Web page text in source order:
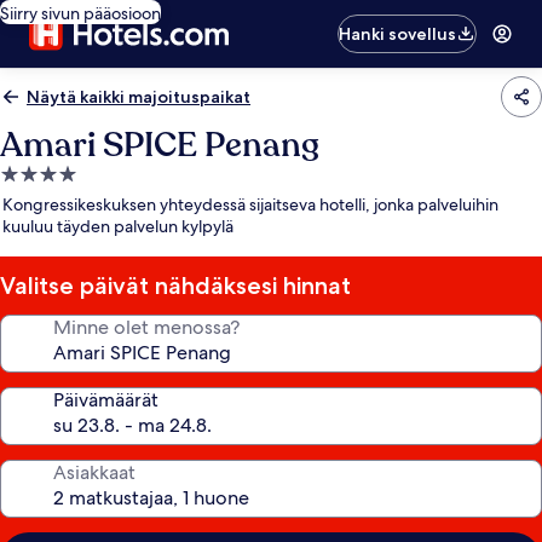
Siirry sivun pääosioon
Hanki sovellus
Näytä kaikki majoituspaikat
Amari SPICE Penang
4.0
tähden
majoituspaikka
Kongressikeskuksen yhteydessä sijaitseva hotelli, jonka palveluihin
kuuluu täyden palvelun kylpylä
Valitse päivät nähdäksesi hinnat
Minne olet menossa?
Päivämäärät
Asiakkaat